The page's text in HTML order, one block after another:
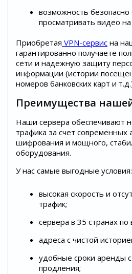
возможность безопасно
просматривать видео
Приобретая VPN-сервис на
гарантированно получаете
сети и надежную защиту
информации (истории
номеров банковских карт и
Преимущества
Наши сервера обеспечивают
трафика за счет современных
шифрования и мощного,
оборудования.
У нас самые выгодные условия:
высокая скорость и
трафик;
сервера в 35 странах по
адреса с чистой
удобные сроки аренды
продления;